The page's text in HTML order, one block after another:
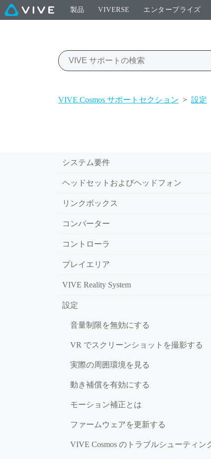
製品 VIVERSE エンタープライズ
VIVE Cosmos サポートセクション > 設定
システム要件
ヘッドセットおよびヘッドフォン
リンクボックス
コンバーター
コントローラ
プレイエリア
VIVE Reality System
設定
音量制限を無効にする
VR でスクリーンショットを撮影する
実際の周囲環境を見る
動き補償を有効にする
モーション補正とは
ファームウェアを更新する
VIVE Cosmos のトラブルシューティン